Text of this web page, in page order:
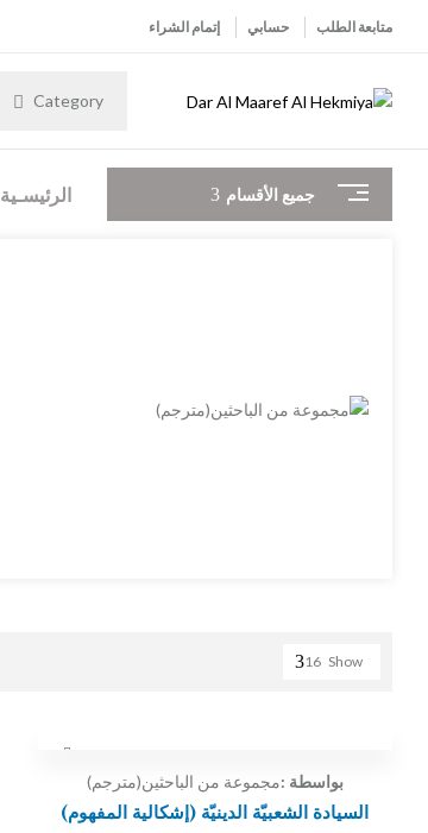
متابعة الطلب حسابي إتمام الشراء
Category
جميع الأقسام الرئيسـية
Show
16
بواسطة :مجموعة من الباحثين(مترجم)
السيادة الشعبيّة الدينيّة (إشكالية المفهوم)